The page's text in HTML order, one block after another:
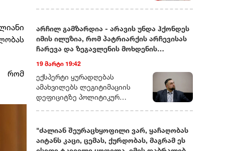
რომ
ეს საქმე და რამდენად
სიმბოლურად ასახავს იმას, რაც
ახლა საქართველოში
ოპოზიციური ძალების თავს
ხდება?– დარწმუნებული ვარ,
უკვე იცით, რომ დღეს თითქმის
ყველა ოპოზიციური ლიდერი ან
ციხეშია და
ემიგრაციაში იმყოფება. მსგავსი
რამ საქართველოში ადრე
არასდროს მომხდარა!
არჩილ გამზარდია - არავის უნდა ჰქონდეს
იმის ილუზია, რომ პატრიარქის არჩევისას
ჩარევა და ზეგავლენის მოხდენის
19 მარტი 19:42
ექსპერტი ყურადღებას
ამახვილებს ლეგიტიმაციის
დეფიციტზე პოლიტიკურ
საეკლესიო იერარქიაში
არსებულ შიდა დინებებზე.
გამზარდიას პროგნოზით,
"ძალიან შეურაცხყოფილი ვარ, ყაჩაღობას
აიტანს კაცი, ცემას, ქურდობას, მაგრამ ეს